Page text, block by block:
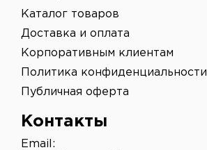
Каталог товаров
Доставка и оплата
Корпоративным клиентам
Политика конфиденциальности
Публичная оферта
Контакты
Email: